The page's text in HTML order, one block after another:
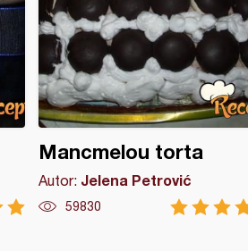
Mancmelou torta
Autor: Jelena Petrović
59830